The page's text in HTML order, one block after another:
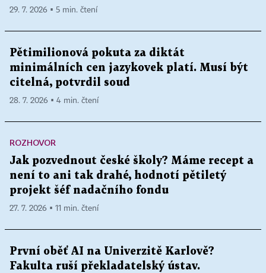
29. 7. 2026 ▪ 5 min. čtení
Pětimilionová pokuta za diktát
minimálních cen jazykovek platí. Musí být
citelná, potvrdil soud
28. 7. 2026 ▪ 4 min. čtení
ROZHOVOR
Jak pozvednout české školy? Máme recept a
není to ani tak drahé, hodnotí pětiletý
projekt šéf nadačního fondu
27. 7. 2026 ▪ 11 min. čtení
První oběť AI na Univerzitě Karlově?
Fakulta ruší překladatelský ústav.